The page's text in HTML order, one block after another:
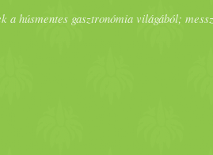
a húsmentes gasztronómia világából;